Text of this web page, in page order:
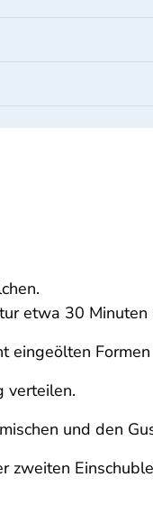
etwa 30 Minuten
eingeölten
verteilen.
und den
zweiten